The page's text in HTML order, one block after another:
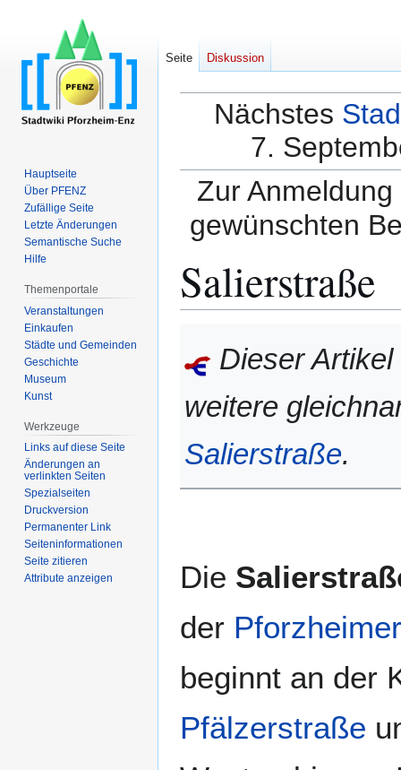
Nächstes
7.
Zur
gewünschten
Salierstraße
Navigation
springen
Suche
springenDieser
weitere
Salierstraße.
Die
der Pforzheimer
beginnt an der
Pfälzerstraße
Seite Diskussion
Hauptseite
Über PFENZ
Zufällige Seite
Letzte Änderungen
Semantische Suche
Hilfe
Themenportale
Veranstaltungen
Einkaufen
Städte und Gemeinden
Geschichte
Museum
Kunst
Werkzeuge
Links auf diese Seite
Änderungen an
verlinkten Seiten
Spezialseiten
Druckversion
Permanenter Link
Seiten­­informationen
Seite zitieren
Attribute anzeigen